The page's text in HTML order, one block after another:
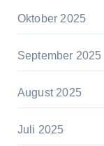
Oktober 2025
September 2025
August 2025
Juli 2025